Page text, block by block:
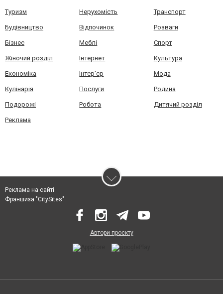
Туризм Нерухомість Транспорт
Будівництво Відпочинок Розваги
Бізнес Меблі Спорт
Жіночий розділ Інтернет Культура
Економіка Інтер'єр Мода
Кулінарія Послуги Родина
Подорожі Робота Дитячий розділ
Реклама
Реклама на сайті
Франшиза "CitySites"
Автори проєкту